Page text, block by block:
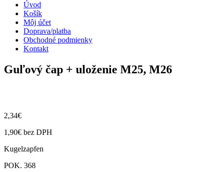
Úvod
Košík
Môj účet
Doprava/platba
Obchodné podmienky
Kontakt
Guľový čap + uloženie M25, M26
2,34€
1,90€ bez DPH
Kugelzapfen
POK. 368